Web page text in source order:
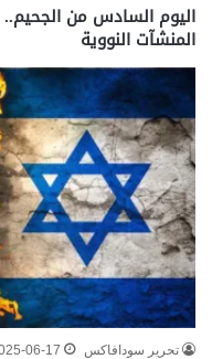
اليوم السادس من الجحيم..
المنشآت النووية
تحرير سودافاكس 06-17